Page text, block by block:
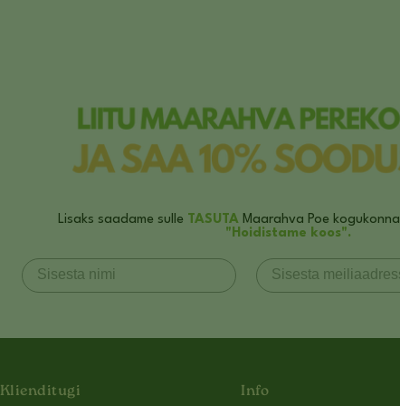
Lisaks saadame sulle TASUTA Maarahva Poe kogukonna
"Hoidistame koos".
Klienditugi Info